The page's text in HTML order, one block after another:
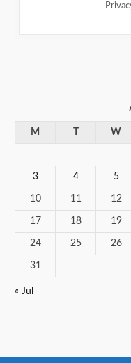
M T W
3 4 5
10 11 12
17 18 19
24 25 26
31
« Jul